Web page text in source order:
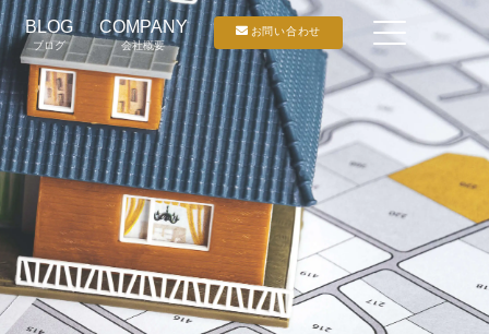
BLOG
ブログ
COMPANY
会社概要
お問い合わせ